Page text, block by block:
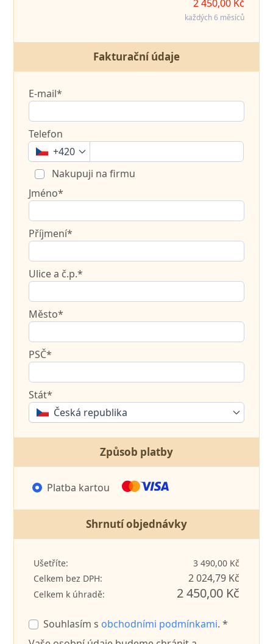
2 450,00 Kč
každých 6 měsíců
Fakturační údaje
E-mail*
Telefon
+420
Nakupuji na firmu
Jméno*
Příjmení*
Ulice a č.p.*
Město*
PSČ*
Stát*
Česká republika
Způsob platby
Platba kartou
Shrnutí objednávky
Ušetříte:
3 490,00 Kč
Celkem bez DPH:
2 024,79 Kč
Celkem k úhradě: 2 450,00 Kč
Souhlasím s obchodními podmínkami. *